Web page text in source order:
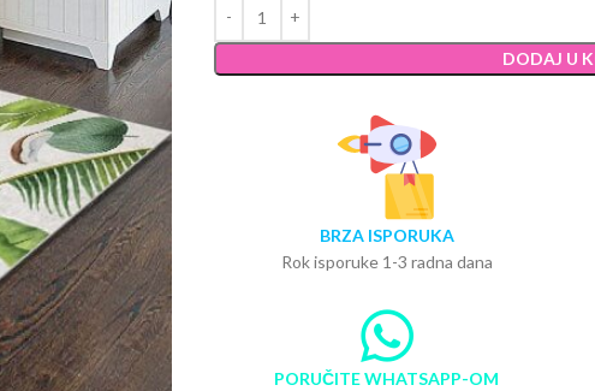
DODAJ U
BRZA ISPORUKA
Rok isporuke 1-3 radna dana
PORUČITE WHATSAPP-OM